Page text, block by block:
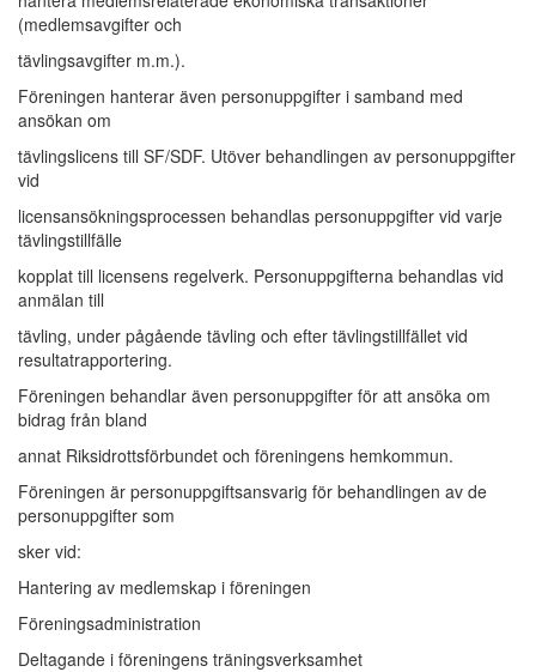
(medlemsavgifter och
tävlingsavgifter m.m.).
Föreningen hanterar även personuppgifter i samband med
ansökan om
tävlingslicens till SF/SDF. Utöver behandlingen av personuppgifter
vid
licensansökningsprocessen behandlas personuppgifter vid varje
tävlingstillfälle
kopplat till licensens regelverk. Personuppgifterna behandlas vid
anmälan till
tävling, under pågående tävling och efter tävlingstillfället vid
resultatrapportering.
Föreningen behandlar även personuppgifter för att ansöka om
bidrag från bland
annat Riksidrottsförbundet och föreningens hemkommun.
Föreningen är personuppgiftsansvarig för behandlingen av de
personuppgifter som
sker vid:
Hantering av medlemskap i föreningen
Föreningsadministration
Deltagande i föreningens träningsverksamhet